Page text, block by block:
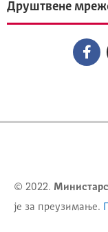
Друштвене
© 2022.
је за преузимање.